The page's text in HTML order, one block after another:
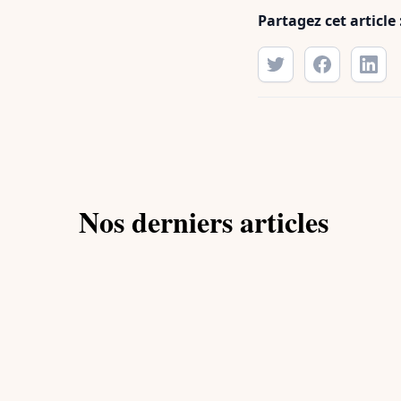
Partagez cet article
Nos derniers articles